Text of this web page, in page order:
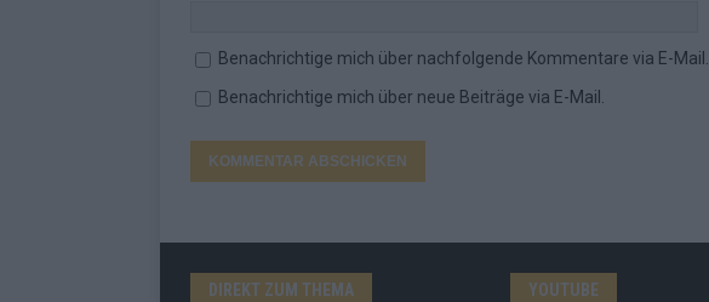
Benachrichtige mich über nachfolgende Kommentare via E-Mail.
Benachrichtige mich über neue Beiträge via E-Mail.
DIREKT ZUM THEMA YOUTUBE